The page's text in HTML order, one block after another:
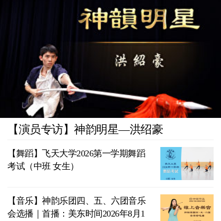
【演员专访】神韵明星—洪绍豪
【舞蹈】飞天大学2026第一学期舞蹈
考试（中班 女生）
【音乐】神韵乐团四、五、六团音乐
会选播｜首播：美东时间2026年8月1